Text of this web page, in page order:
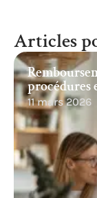
Articles
procédures
11 mars 2026